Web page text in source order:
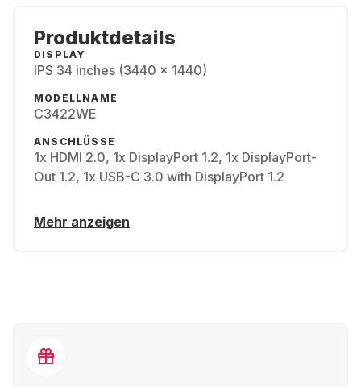
Produktdetails
DISPLAY
IPS 34 inches (3440 x 1440)
MODELLNAME
C3422WE
ANSCHLÜSSE
1x HDMI 2.0, 1x DisplayPort 1.2, 1x DisplayPort-
Out 1.2, 1x USB-C 3.0 with DisplayPort 1.2
Mehr anzeigen